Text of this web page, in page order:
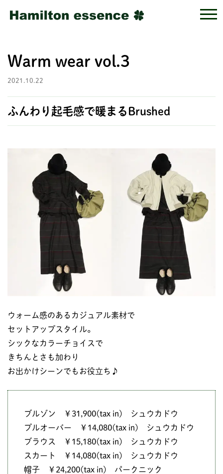
Warm wear vol.3
2021.10.22
ふんわり起毛感で暖まるBrushed
ウォーム感のあるカジュアル素材で
セットアップスタイル。
シックなカラーチョイスで
きちんとさも加わり
お出かけシーンでもお役立ち♪
ブルゾン ￥31,900(tax in) シュウカドウ
プルオーバー ￥14,080(tax in) シュウカドウ
ブラウス ￥15,180(tax in) シュウカドウ
スカート ￥14,080(tax in) シュウカドウ
帽子 ￥24,200(tax in) パークニック